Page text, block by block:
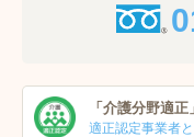
「介護分野適正」
適正認定事業者